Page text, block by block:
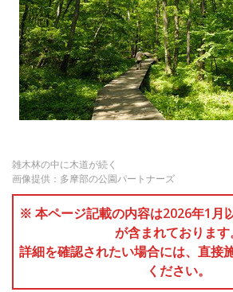
雑木林の中に木道が続く
画像提供：多摩部の公園パートナーズ
※ 本ページ記載の内容は2026年1月
が含まれております
詳細を確認されたい場合には、直接
ください。